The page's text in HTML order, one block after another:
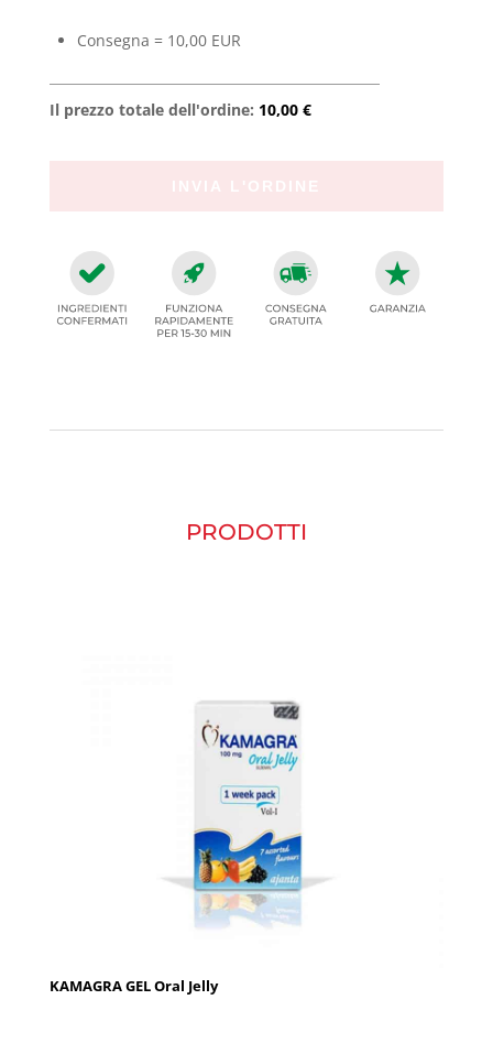
Consegna = 10,00 EUR
Il prezzo totale dell'ordine: 10,00 €
PRODOTTI
KAMAGRA GEL Oral Jelly